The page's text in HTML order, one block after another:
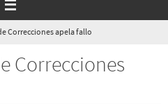
Correcciones apela fallo
Correcciones